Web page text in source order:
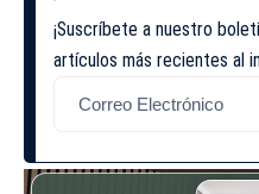
¡Suscríbete a nuestro
artículos más recientes al